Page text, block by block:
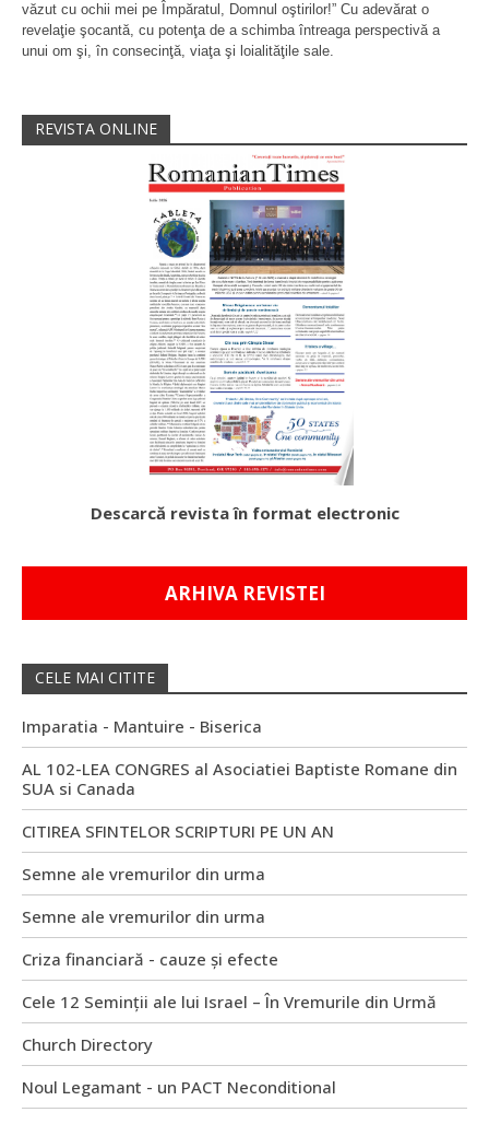
văzut cu ochii mei pe Împăratul, Domnul oştirilor!” Cu adevărat o
revelaţie şocantă, cu potenţa de a schimba întreaga perspectivă a
unui om şi, în consecinţă, viaţa şi loialităţile sale.
REVISTA ONLINE
Descarcă revista în format electronic
ARHIVA REVISTEI
CELE MAI CITITE
Imparatia - Mantuire - Biserica
AL 102-LEA CONGRES al Asociatiei Baptiste Romane din
SUA si Canada
CITIREA SFINTELOR SCRIPTURI PE UN AN
Semne ale vremurilor din urma
Semne ale vremurilor din urma
Criza financiară - cauze și efecte
Cele 12 Seminții ale lui Israel – În Vremurile din Urmă
Church Directory
Noul Legamant - un PACT Neconditional